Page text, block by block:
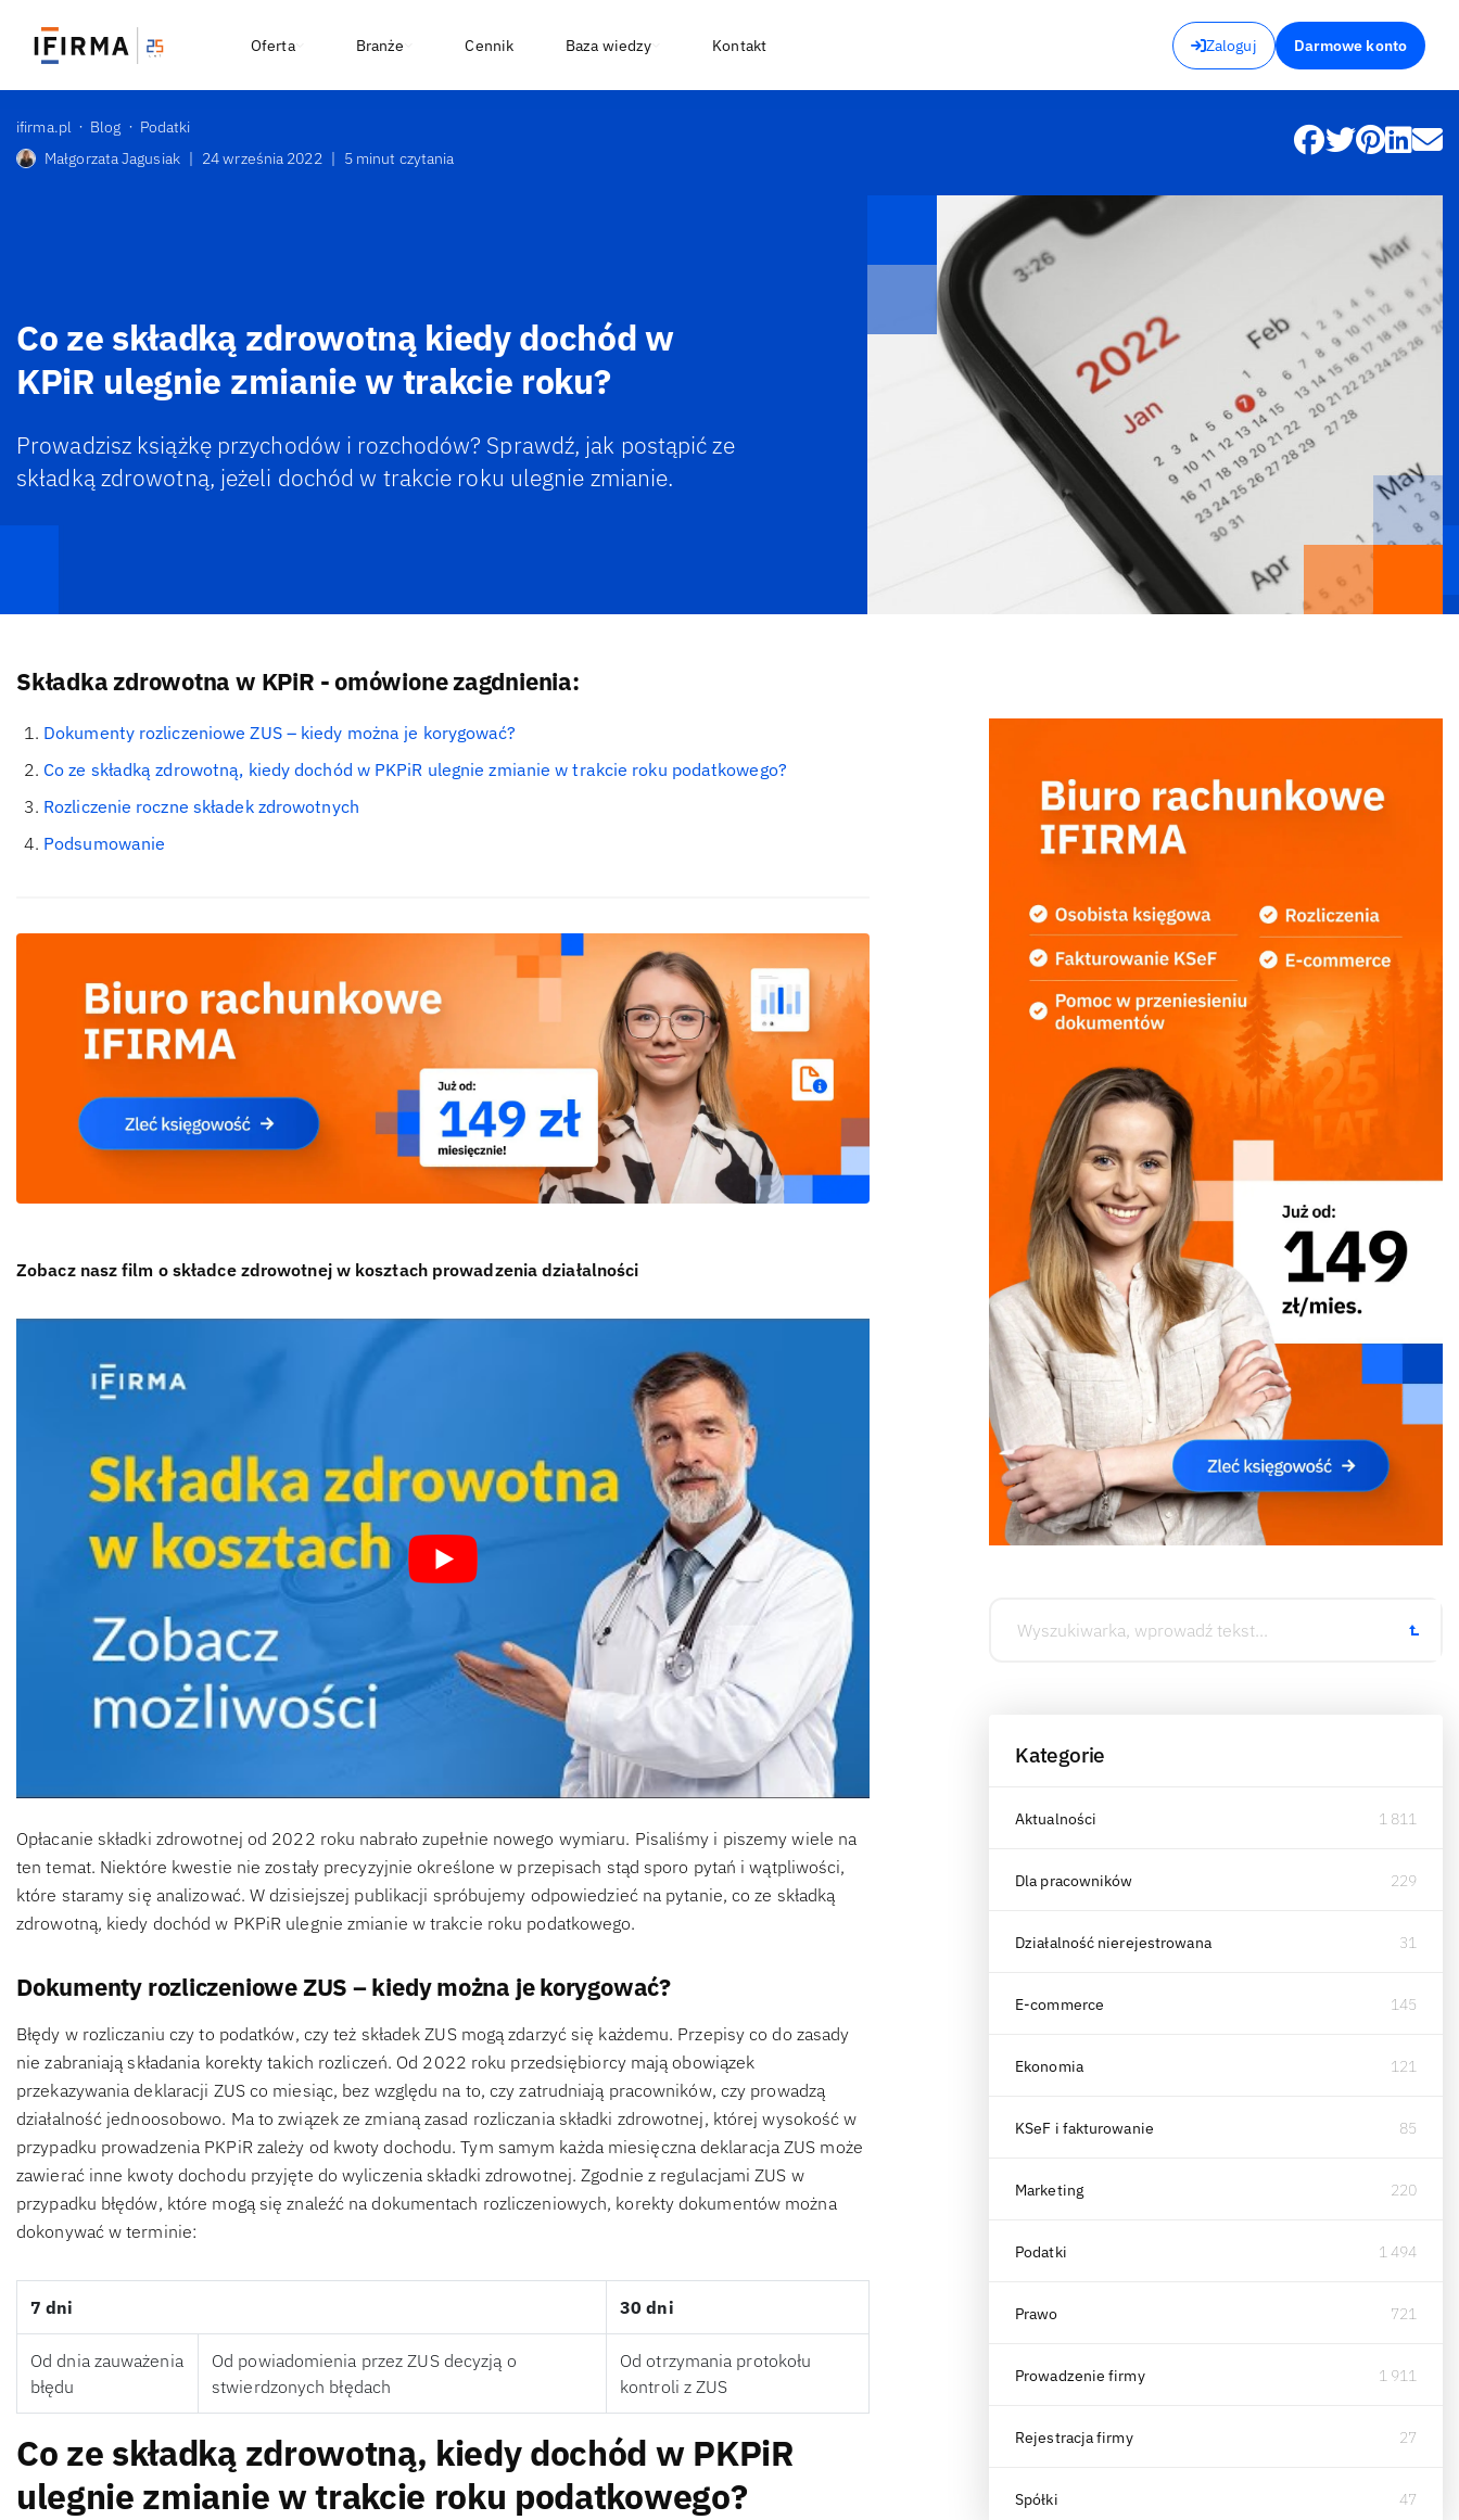
Zaloguj Darmowe konto
Oferta Branże Cennik Baza wiedzy Kontakt
ifirma.pl Blog
Podatki
Małgorzata Jagusiak | 24 września 2022 | 5 minut czytania
Co ze składką zdrowotną kiedy dochód w
KPiR ulegnie zmianie w trakcie roku?
Prowadzisz książkę przychodów i rozchodów? Sprawdź, jak postąpić ze
składką zdrowotną, jeżeli dochód w trakcie roku ulegnie zmianie.
Składka zdrowotna w KPiR - omówione zagdnienia:
Dokumenty rozliczeniowe ZUS – kiedy można je korygować?
Co ze składką zdrowotną, kiedy dochód w PKPiR ulegnie zmianie w trakcie roku podatkowego?
Rozliczenie roczne składek zdrowotnych
Podsumowanie
Zobacz nasz film o składce zdrowotnej w kosztach prowadzenia działalności
Opłacanie składki zdrowotnej od 2022 roku nabrało zupełnie nowego wymiaru. Pisaliśmy i piszemy wiele na
ten temat. Niektóre kwestie nie zostały precyzyjnie określone w przepisach stąd sporo pytań i wątpliwości,
które staramy się analizować. W dzisiejszej publikacji spróbujemy odpowiedzieć na pytanie, co ze składką
zdrowotną, kiedy dochód w PKPiR ulegnie zmianie w trakcie roku podatkowego.
Dokumenty rozliczeniowe ZUS – kiedy można je korygować?
Błędy w rozliczaniu czy to podatków, czy też składek ZUS mogą zdarzyć się każdemu. Przepisy co do zasady
nie zabraniają składania korekty takich rozliczeń. Od 2022 roku przedsiębiorcy mają obowiązek
przekazywania deklaracji ZUS co miesiąc, bez względu na to, czy zatrudniają pracowników, czy prowadzą
działalność jednoosobowo. Ma to związek ze zmianą zasad rozliczania składki zdrowotnej, której wysokość w
przypadku prowadzenia PKPiR zależy od kwoty dochodu. Tym samym każda miesięczna deklaracja ZUS może
zawierać inne kwoty dochodu przyjęte do wyliczenia składki zdrowotnej. Zgodnie z regulacjami ZUS w
przypadku błędów, które mogą się znaleźć na dokumentach rozliczeniowych, korekty dokumentów można
dokonywać w terminie:
7 dni 30 dni
Od dnia zauważenia
błędu
Od powiadomienia przez ZUS decyzją o
stwierdzonych błędach
Od otrzymania protokołu
kontroli z ZUS
Co ze składką zdrowotną, kiedy dochód w PKPiR
ulegnie zmianie w trakcie roku podatkowego?
Kategorie
Aktualności 1 811
Dla pracowników 229
Działalność nierejestrowana 31
E-commerce 145
Ekonomia 121
KSeF i fakturowanie 85
Marketing 220
Podatki 1 494
Prawo 721
Prowadzenie firmy 1 911
Rejestracja firmy 27
Spółki 47